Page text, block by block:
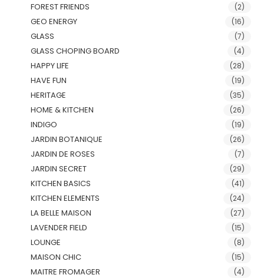
FOREST FRIENDS (2)
GEO ENERGY (16)
GLASS (7)
GLASS CHOPING BOARD (4)
HAPPY LIFE (28)
HAVE FUN (19)
HERITAGE (35)
HOME & KITCHEN (26)
INDIGO (19)
JARDIN BOTANIQUE (26)
JARDIN DE ROSES (7)
JARDIN SECRET (29)
KITCHEN BASICS (41)
KITCHEN ELEMENTS (24)
LA BELLE MAISON (27)
LAVENDER FIELD (15)
LOUNGE (8)
MAISON CHIC (15)
MAITRE FROMAGER (4)